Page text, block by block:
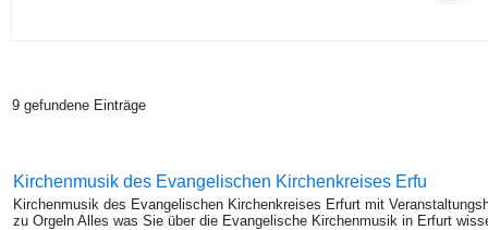
9 gefundene Einträge
Kirchenmusik des Evangelischen Kirchenkreises Erfu
Kirchenmusik des Evangelischen Kirchenkreises Erfurt mit
zu Orgeln Alles was Sie über die Evangelische Kirchenmusik in Erfurt